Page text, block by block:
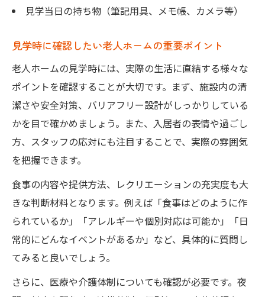
見学当日の持ち物（筆記用具、メモ帳、カメラ等）
見学時に確認したい老人ホームの重要ポイント
老人ホームの見学時には、実際の生活に直結する様々な
ポイントを確認することが大切です。まず、施設内の清
潔さや安全対策、バリアフリー設計がしっかりしている
かを目で確かめましょう。また、入居者の表情や過ごし
方、スタッフの応対にも注目することで、実際の雰囲気
を把握できます。
食事の内容や提供方法、レクリエーションの充実度も大
きな判断材料となります。例えば「食事はどのように作
られているか」「アレルギーや個別対応は可能か」「日
常的にどんなイベントがあるか」など、具体的に質問し
てみると良いでしょう。
さらに、医療や介護体制についても確認が必要です。夜